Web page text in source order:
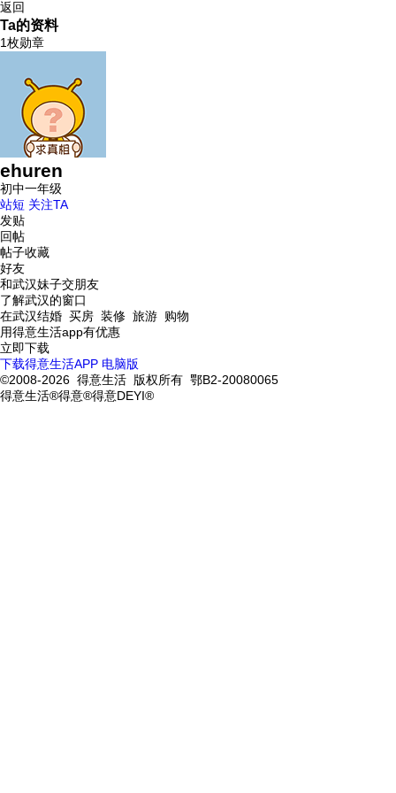
返回
Ta的资料
1枚勋章
ehuren
初中一年级
站短 关注TA
发贴
回帖
帖子收藏
好友
和武汉妹子交朋友
了解武汉的窗口
在武汉结婚 买房 装修 旅游 购物
用得意生活app有优惠
立即下载
下载得意生活APP 电脑版
©2008-2026 得意生活 版权所有 鄂B2-20080065
得意生活®得意®得意DEYI®